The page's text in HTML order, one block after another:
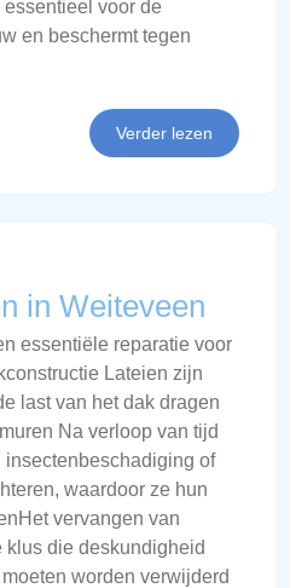
voor de
en beschermt tegen
Verder lezen
in Weiteveen
essentiële reparatie voor
Lateien zijn
last van het dak dragen
Na verloop van tijd
insectenbeschadiging of
waardoor ze hun
vervangen van
klus die deskundigheid
worden verwijderd